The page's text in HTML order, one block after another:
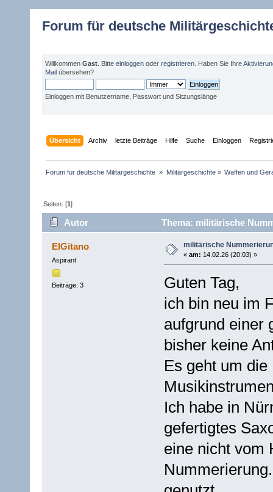
Forum für deutsche
Willkommen Gast . Bitte einloggen oder registrieren . Haben Sie Ihre
Mail übersehen?
Einloggen mit Benutzername, Passwort und Sitzungslänge
Übersicht Archiv letzte Beiträge Hilfe Suche Einloggen
Forum für deutsche Militärgeschichte » Militärgeschichte» Waffen und
Seiten: [1]
Autor Thema: militärische
ElGitano
Aspirant
Beiträge: 3
militärische
« am: 14.02.26 (20:03) »
Guten Tag,
ich bin neu im
aufgrund einer
bisher keine
Es geht um
Ich habe in
gefertigtes
eine nicht vom